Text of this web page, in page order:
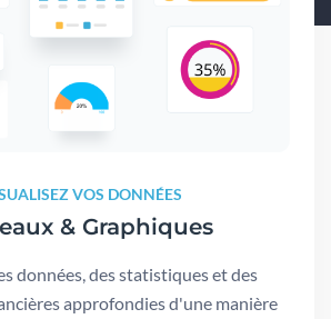
VOS DONNÉES
& Graphiques
données, des statistiques et des
approfondies d'une manière